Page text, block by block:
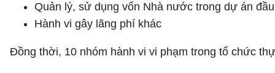
Quản lý, sử dụng vốn Nhà nước trong dự án
Hành vi gây lãng phí khác
Đồng thời, 10 nhóm hành vi vi phạm trong tổ chức